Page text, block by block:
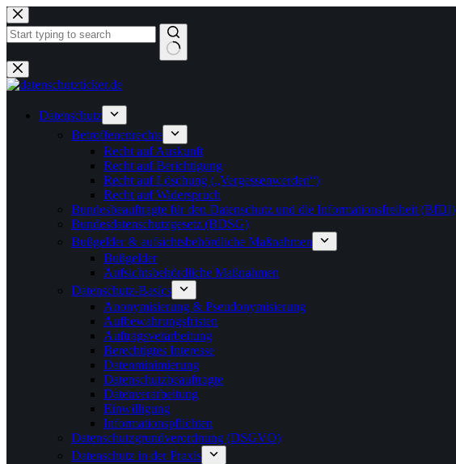
Zum
Inhalt
springen
Keine
Ergebnisse
Datenschutz
Betroffenenrechte
Recht auf Auskunft
Recht auf Berichtigung
Recht auf Löschung („Vergessenwerden“)
Recht auf Widerspruch
Bundesbeauftragte für den Datenschutz und die Informationsfreiheit (BfDI)
Bundesdatenschutzgesetz (BDSG)
Bußgelder & aufsichtsbehördliche Maßnahmen
Bußgelder
Aufsichtsbehördliche Maßnahmen
Datenschutz-Basics
Anonymisierung & Pseudonymisierung
Aufbewahrungsfristen
Auftragsverarbeitung
Berechtigtes Interesse
Datenminimierung
Datenschutzbeauftragte
Datenverarbeitung
Einwilligung
Informationspflichten
Datenschutzgrundverordnung (DSGVO)
Datenschutz in der Praxis